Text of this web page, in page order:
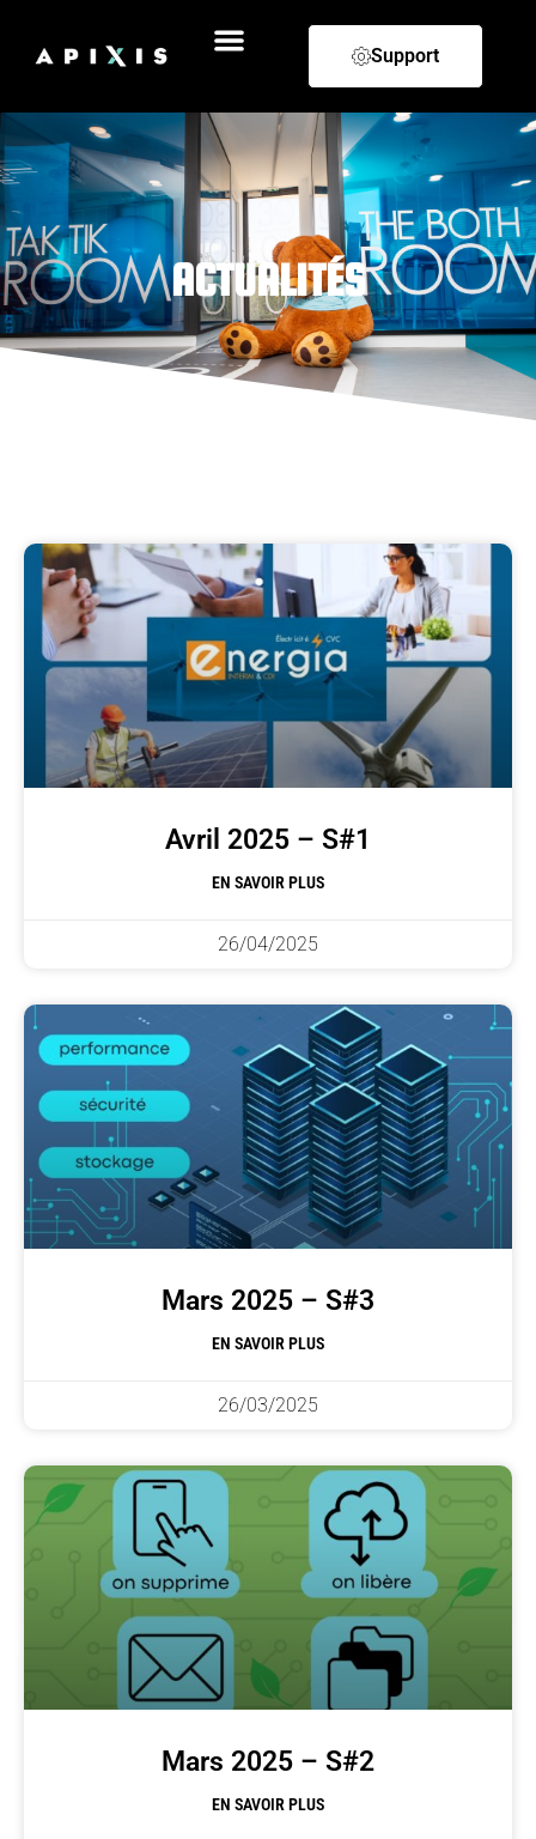
Support
ACTUALITÉS
Avril 2025 – S#1
EN SAVOIR PLUS
26/04/2025
Mars 2025 – S#3
EN SAVOIR PLUS
26/03/2025
Mars 2025 – S#2
EN SAVOIR PLUS